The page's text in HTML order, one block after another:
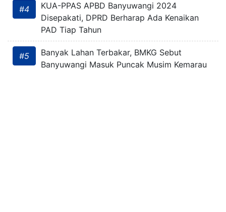
#4
KUA-PPAS APBD Banyuwangi 2024
Disepakati, DPRD Berharap Ada Kenaikan
PAD Tiap Tahun
#5
Banyak Lahan Terbakar, BMKG Sebut
Banyuwangi Masuk Puncak Musim Kemarau